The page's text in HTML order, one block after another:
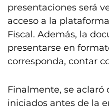
presentaciones será
acceso a la
Fiscal. Además, la
presentarse en
corresponda, contar
Finalmente, se aclaró
iniciados antes de la